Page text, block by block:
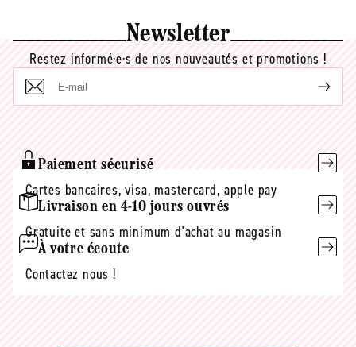
Newsletter
Restez informé·e·s de nos nouveautés et promotions !
E-
Paiement sécurisé
Cartes bancaires, visa, mastercard, apple pay
Livraison en 4-10 jours ouvrés
Gratuite et sans minimum d'achat au magasin
À votre écoute
Contactez nous !